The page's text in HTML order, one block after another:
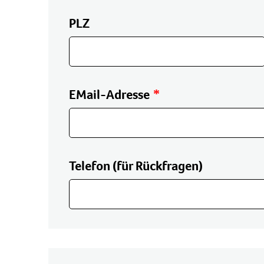
PLZ
EMail-Adresse
Telefon (für Rückfragen)